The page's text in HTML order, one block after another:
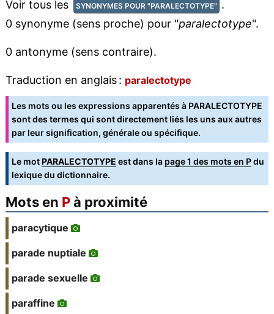
Voir tous les SYNONYMES POUR "PARALECTOTYPE" .
0 synonyme (sens proche) pour "paralectotype".
0 antonyme (sens contraire).
Traduction en anglais : paralectotype
Les mots ou les expressions apparentés à PARALECTOTYPE
sont des termes qui sont directement liés les uns aux autres
par leur signification, générale ou spécifique.
Le motPARALECTOTYPE est dans la page 1 des mots en Pdu
lexique du dictionnaire.
Mots en Pà proximité
paracytique
parade nuptiale
parade sexuelle
paraffine